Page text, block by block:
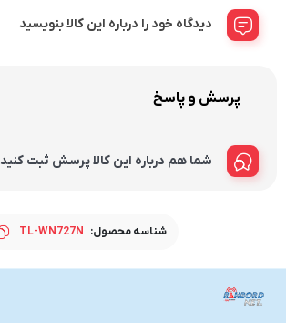
دیدگاه خود را درباره این کالا بنویسید
پرسش و پاسخ
شما هم درباره این کالا پرسش ثبت کنید
شناسه محصول: TL-WN727N